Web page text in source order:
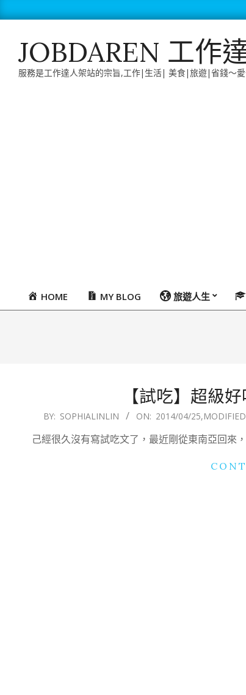
to
JOBDAREN 工作
服務是工作達人架站的宗旨,工作|生活| 美食|旅遊|省錢～
PrimaryHOME MY BLOG 旅遊人生
【試吃】超級
2014-
25
BY: SOPHIALINLIN ON: 2014/04/25
己經很久沒有寫試吃文了，最近剛從東南亞回來